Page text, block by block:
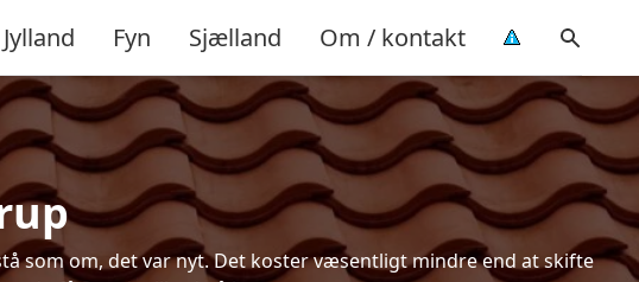
Jylland Fyn Sjælland Om / kontakt
som om, det var nyt. Det koster væsentligt mindre end at skifte